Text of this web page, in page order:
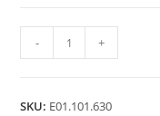
TORNILLO
BLOQUEO
6
- +
SKU: E01.101.630